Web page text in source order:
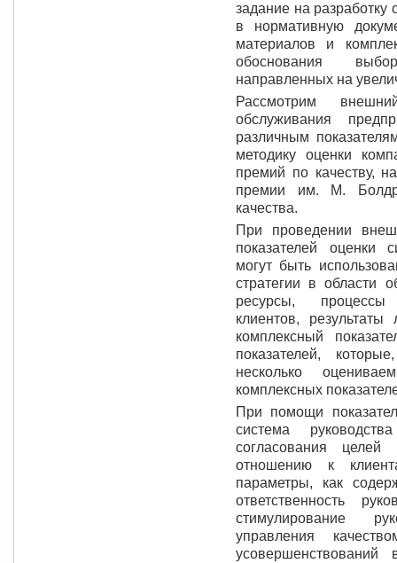
задание на разработку
в нормативную
материалов и
обоснования
направленных на
Рассмотрим
обслуживания
различным
методику оценки
премий по качеству,
премии им. М.
качества.
При проведении
показателей оценки
могут быть
стратегии в области
ресурсы, процессы
клиентов, результаты
комплексный
показателей,
несколько
комплексных
При помощи
система
согласования целей
отношению к
параметры, как
ответственность
стимулирование
управления
усовершенствований